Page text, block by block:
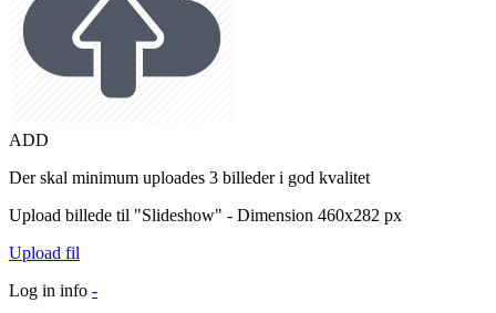
ADD
Der skal minimum uploades 3 billeder i god kvalitet
Upload billede til "Slideshow" - Dimension 460x282 px
Upload fil
Log in info -